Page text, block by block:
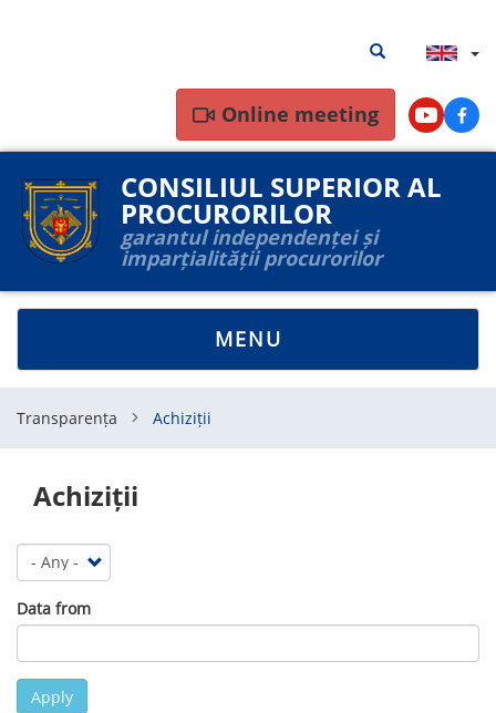
Search
results
Search results
Online meeting Youtube
CONSILIUL SUPERIOR AL
PROCURORILOR
garantul independenței și
imparțialității procurorilor
TOGGLE
NAVIGATION
MENU
Transparența Achiziții
Achiziții
Data from
Apply